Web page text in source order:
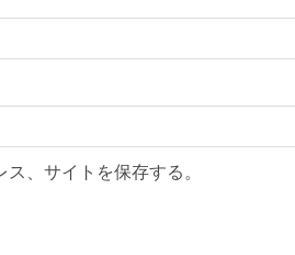
、サイトを保存する。